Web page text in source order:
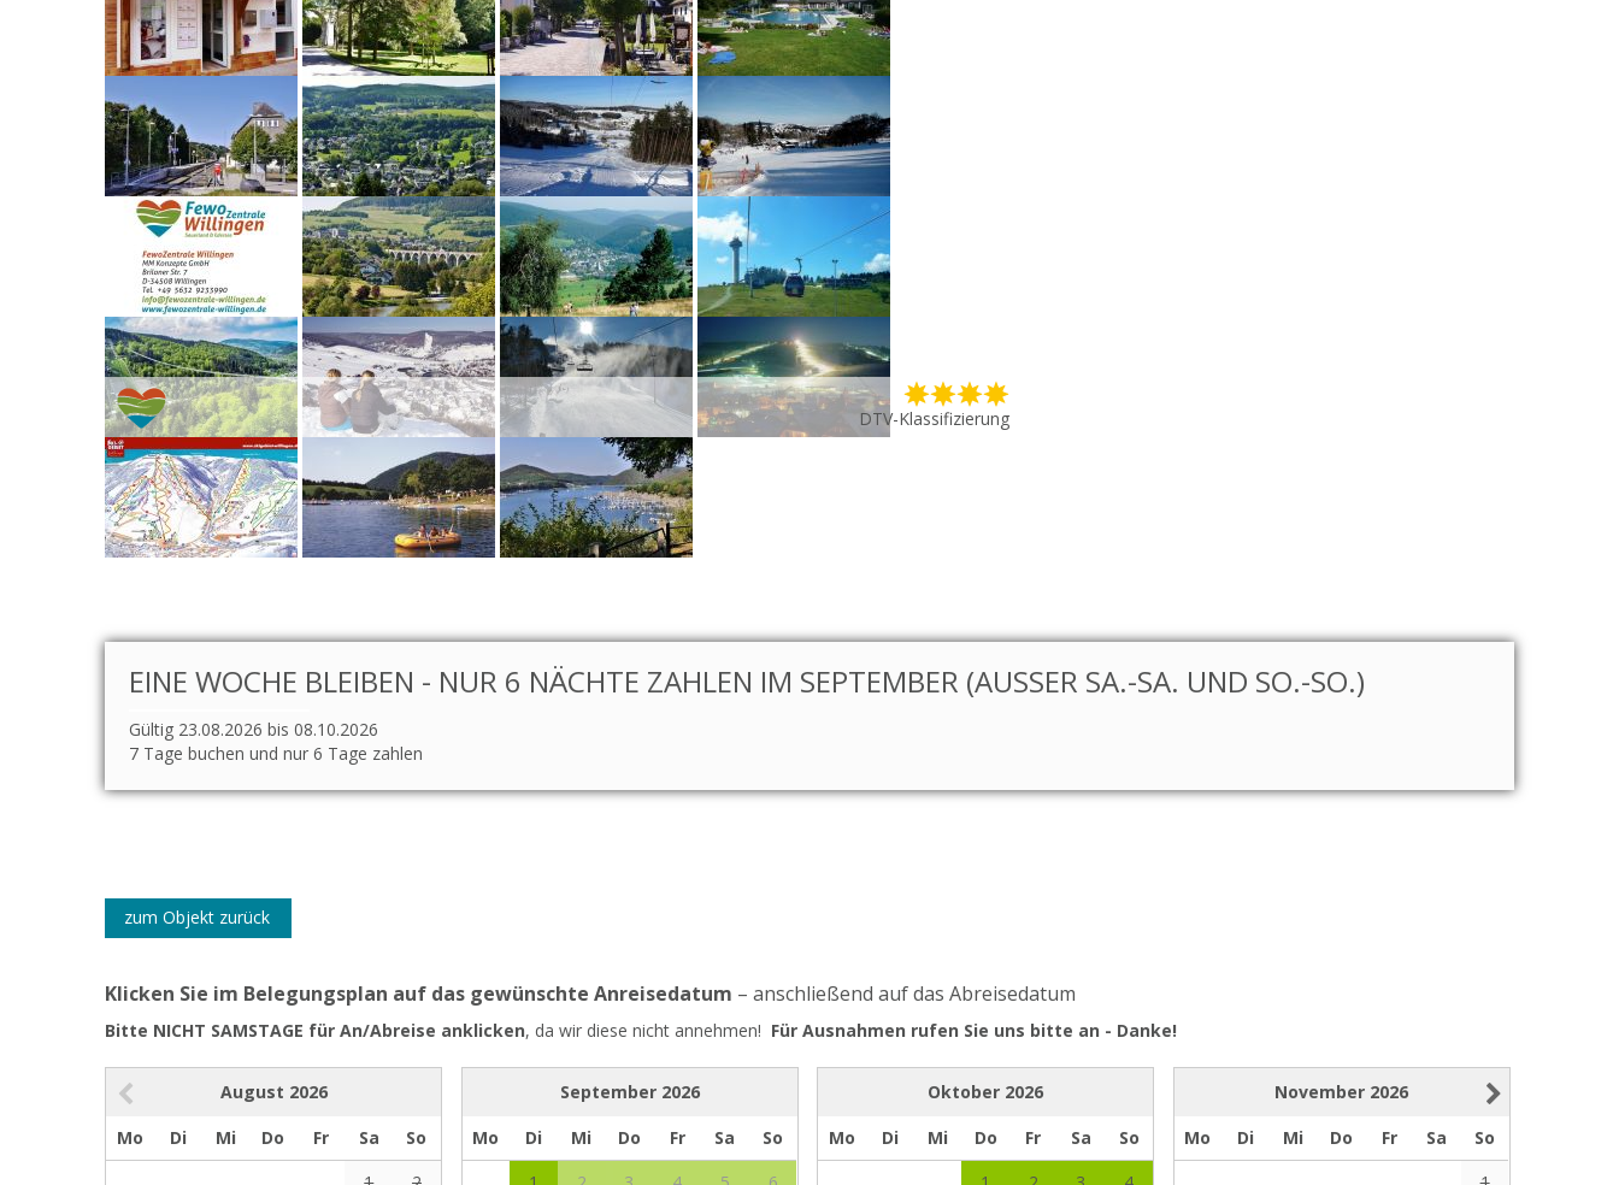
DTV-Klassifizierung
EINE WOCHE BLEIBEN - NUR 6 NÄCHTE ZAHLEN IM SEPTEMBER (AUSSER SA.-SA. UND SO.-SO.)
Gültig 23.08.2026 bis 08.10.2026
7 Tage buchen und nur 6 Tage zahlen
zum Objekt zurück
Klicken Sie im Belegungsplan auf das gewünschte Anreisedatum – anschließend auf das Abreisedatum
Bitte NICHT SAMSTAGE für An/Abreise anklicken, da wir diese nicht annehmen! Für Ausnahmen rufen Sie uns bitte an - Danke!
August 2026
Mo
Di Mi Do Fr Sa
So
September 2026
Mo
Di Mi Do Fr Sa
So
Oktober 2026
Mo
Di Mi Do Fr Sa
So
November 2026
Mo
Di Mi Do Fr Sa
So